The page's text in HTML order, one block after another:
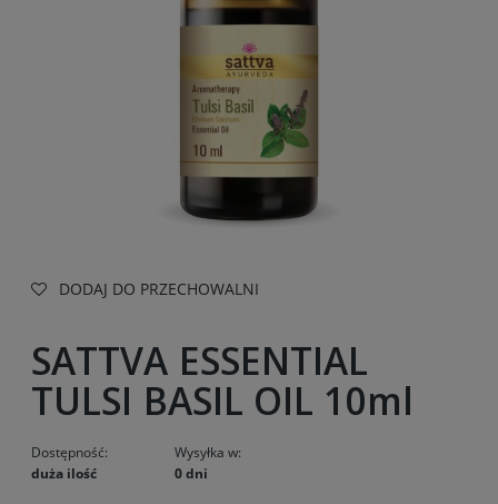
DODAJ DO PRZECHOWALNI
SATTVA ESSENTIAL
TULSI BASIL OIL 10ml
Dostępność:
duża ilość
Wysyłka w:
0 dni